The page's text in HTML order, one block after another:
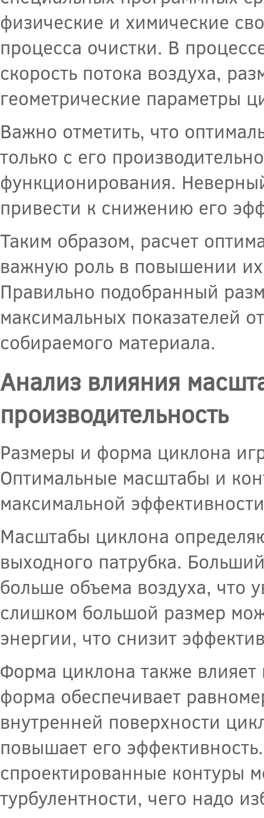
физические и химические
процесса очистки. В
скорость потока воздуха,
геометрические параметры
Важно отметить, что
только с его
функционирования.
привести к снижению его
Таким образом, расчет
важную роль в повышении их
Правильно подобранный
максимальных показателей
собираемого материала.
Анализ влияния
производительность
Размеры и форма циклона
Оптимальные масштабы и
максимальной
Масштабы циклона
выходного патрубка.
больше объема воздуха, что
слишком большой размер
энергии, что снизит
Форма циклона также влияет
форма обеспечивает
внутренней поверхности
повышает его
спроектированные контуры
турбулентности, чего надо